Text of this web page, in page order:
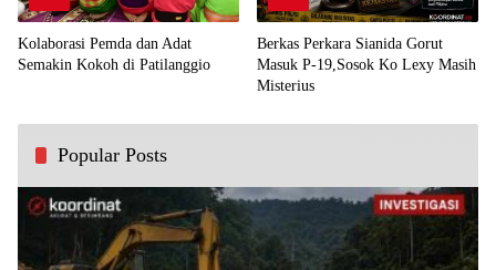
Kolaborasi Pemda dan Adat
Semakin Kokoh di Patilanggio
Berkas Perkara Sianida Gorut
Masuk P-19,Sosok Ko Lexy Masih
Misterius
Popular Posts